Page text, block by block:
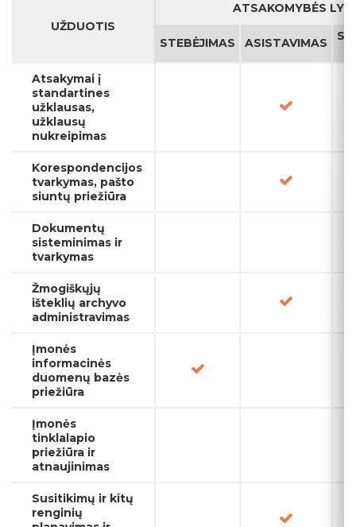
UŽDUOTIS
ATSAKOMYBĖS
STEBĖJIMAS ASISTAVIMAS
Atsakymai į
standartines
užklausas,
užklausų
nukreipimas
Korespondencijos
tvarkymas, pašto
siuntų priežiūra
Dokumentų
sisteminimas ir
tvarkymas
Žmogiškųjų
išteklių archyvo
administravimas
Įmonės
informacinės
duomenų bazės
priežiūra
Įmonės
tinklalapio
priežiūra ir
atnaujinimas
Susitikimų ir kitų
renginių